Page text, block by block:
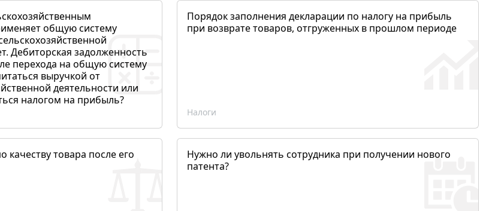
общую систему
Дебиторская задолженность
перехода на общую систему
выручкой от
деятельности или
налогом на прибыль?
Порядок заполнения декларации по налогу на прибыль
при возврате товаров, отгруженных в прошлом периоде
Налоги
товара после его
Нужно ли увольнять сотрудника при получении нового
патента?